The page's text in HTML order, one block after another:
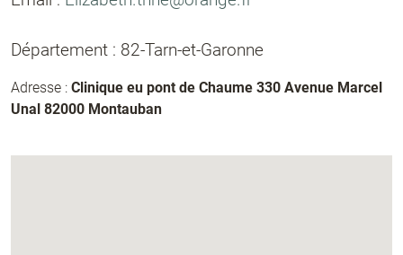
Département : 82-Tarn-et-Garonne
Adresse : Clinique eu pont de Chaume 330 Avenue Marcel
Unal 82000 Montauban